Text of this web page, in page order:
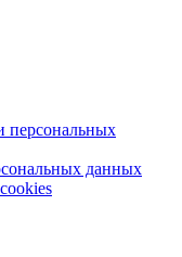
персональных
данных